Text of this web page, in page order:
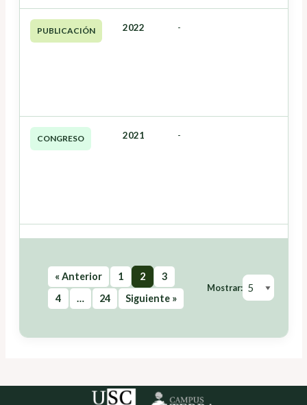
PUBLICACIÓN 2022 -
CONGRESO 2021 -
« Anterior 1 2
3
4
… 24 Siguiente »
Mostrar: